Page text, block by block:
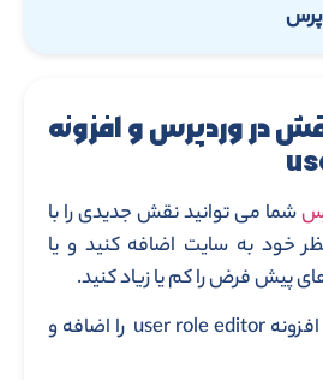
در وردپرس و افزونه
شما می توانید نقش جدیدی را با
خود به سایت اضافه کنید و یا
فرض را کم یا زیاد کنید.
برای انجام این کار باید افزونه user role editor را اضافه و